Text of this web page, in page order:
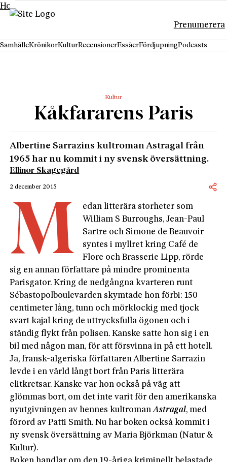
Hoppa till innehåll
Prenumerera
SamhälleKrönikorKulturRecensionerEssäerFördjupningPodcasts
Kultur
Kåkfararens Paris
Albertine Sarrazins kultroman Astragal från
1965 har nu kommit i ny svensk översättning.
Ellinor Skagegård
2 december 2015
M
edan litterära storheter som
William S Burroughs, Jean-Paul
Sartre och Simone de Beauvoir
syntes i myllret kring Café de
Flore och Brasserie Lipp, rörde
sig en annan författare på mindre prominenta
Parisgator. Kring de nedgångna kvarteren runt
Sébastopolboulevarden skymtade hon förbi: 150
centimeter lång, tunn och mörklockig med tjock
svart kajal kring de uttrycksfulla ögonen och i
ständig flykt från polisen. Kanske satte hon sig i en
bil med någon man, för att försvinna in på ett hotell.
Ja, fransk-algeriska författaren Albertine Sarrazin
levde i en värld långt bort från Paris litterära
elitkretsar. Kanske var hon också på väg att
glömmas bort, om det inte varit för den amerikanska
nyutgivningen av hennes kultromanAstragal, med
förord av Patti Smith. Nu har boken också kommit i
ny svensk översättning av Maria Björkman (Natur &
Kultur).